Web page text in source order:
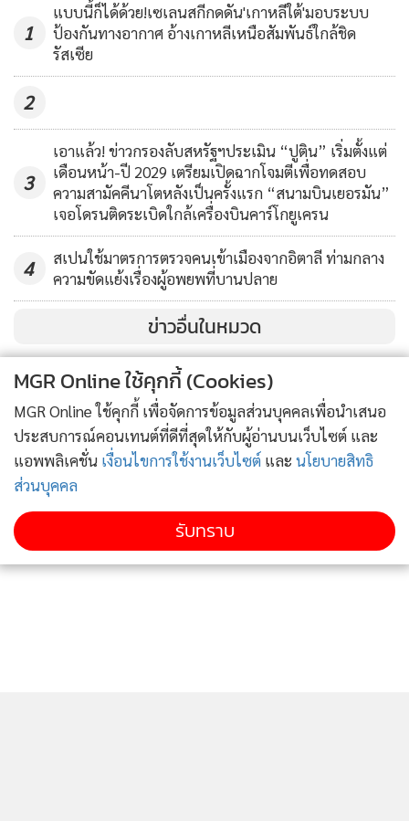
1,581
เครียดหนัก หลังประณาม “เติร์กฆ่า
ล้างเผ่าพันธุ์ 1.5 ล้าน ปี 1915”
1
แบบนี้ก็ได้ด้วย!เซเลนสกีกดดัน'เกาหลีใต้'มอบระบบ
ป้องกันทางอากาศ อ้างเกาหลีเหนือสัมพันธ์ใกล้ชิด
รัสเซีย
2
3
เอาแล้ว! ข่าวกรองลับสหรัฐฯประเมิน “ปูติน” เริ่มตั้งแต่
เดือนหน้า-ปี 2029 เตรียมเปิดฉากโจมตีเพื่อทดสอบ
ความสามัคคีนาโตหลังเป็นครั้งแรก “สนามบินเยอรมัน”
เจอโดรนติดระเบิดใกล้เครื่องบินคาร์โกยูเครน
4
สเปนใช้มาตรการตรวจคนเข้าเมืองจากอิตาลี ท่ามกลาง
ความขัดแย้งเรื่องผู้อพยพที่บานปลาย
ข่าวอื่นในหมวด
MGR Online ใช้คุกกี้ (Cookies)
MGR Online ใช้คุกกี้ เพื่อจัดการข้อมูลส่วนบุคคลเพื่อนำเสนอ
ประสบการณ์คอนเทนต์ที่ดีที่สุดให้กับผู้อ่านบนเว็บไซต์ และ
แอพพลิเคชั่น เงื่อนไขการใช้งานเว็บไซต์ และ นโยบายสิทธิ
ส่วนบุคคล
รับทราบ